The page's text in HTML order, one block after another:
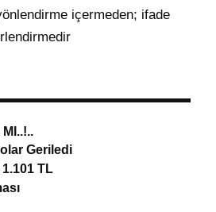
içermeden; ifade
Geriledi
TL